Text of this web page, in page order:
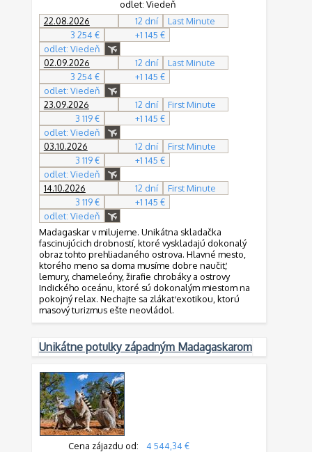
odlet: Viedeň
22.08.2026
12 dní
Last Minute
3 254 €
+1 145 €
odlet: Viedeň
02.09.2026
12 dní
Last Minute
3 254 €
+1 145 €
odlet: Viedeň
23.09.2026
12 dní
First Minute
3 119 €
+1 145 €
odlet: Viedeň
03.10.2026
12 dní
First Minute
3 119 €
+1 145 €
odlet: Viedeň
14.10.2026
12 dní
First Minute
3 119 €
+1 145 €
odlet: Viedeň
Madagaskar v milujeme. Unikátna skladačka
fascinujúcich drobností, ktoré vyskladajú dokonalý
obraz tohto prehliadaného ostrova. Hlavné mesto,
ktorého meno sa doma musíme dobre naučiť,
lemury, chameleóny, žirafie chrobáky a ostrovy
Indického oceánu, ktoré sú dokonalým miestom na
pokojný relax. Nechajte sa zlákať exotikou, ktorú
masový turizmus ešte neovládol.
Unikátne potulky západným Madagaskarom
Cena zájazdu od:
4 544,34 €